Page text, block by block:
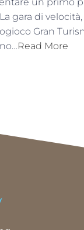
gara di
Gran
Read More